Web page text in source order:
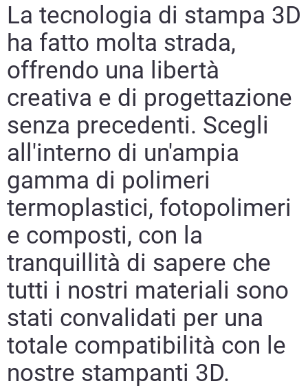
La tecnologia di stampa 3D
ha fatto molta strada,
offrendo una libertà
creativa e di progettazione
senza precedenti. Scegli
all'interno di un'ampia
gamma di polimeri
termoplastici, fotopolimeri
e composti, con la
tranquillità di sapere che
tutti i nostri materiali sono
stati convalidati per una
totale compatibilità con le
nostre stampanti 3D.